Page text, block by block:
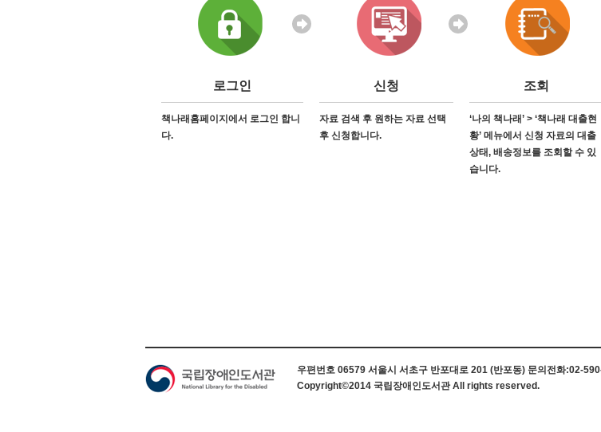
로그인
책나래홈페이지에서 로그인 합니
다.
신청
자료 검색 후 원하는 자료 선택
후 신청합니다.
조회
‘나의 책나래’ > ‘책나래 대출현
황’ 메뉴에서 신청 자료의 대출
상태, 배송정보를 조회할 수 있
습니다.
우편번호 06579 서울시 서초구 반포대로 201 (반포동) 문의전화:02-
Copyright©2014 국립장애인도서관 All rights reserved.